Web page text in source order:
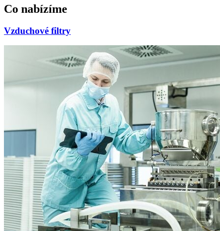
Co nabízíme
Vzduchové filtry